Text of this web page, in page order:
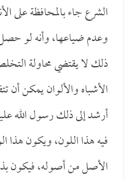
الشرع جاء بالمحافظة على
وعدم ضياعها، وأنه لو حصل
ذلك لا يقتضي محاولة
الأشباه والألوان يمكن أن
أرشد إلى ذلك رسول الله
فيه هذا اللون، ويكون
الأصل من أصوله، فيكون